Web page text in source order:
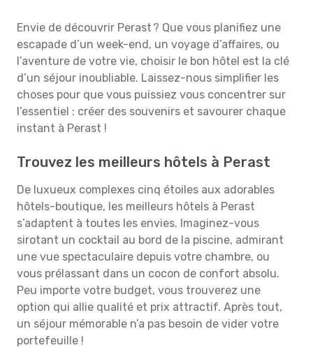
Envie de découvrir Perast ? Que vous planifiez une
escapade d’un week-end, un voyage d’affaires, ou
l’aventure de votre vie, choisir le bon hôtel est la clé
d’un séjour inoubliable. Laissez-nous simplifier les
choses pour que vous puissiez vous concentrer sur
l’essentiel : créer des souvenirs et savourer chaque
instant à Perast !
Trouvez les meilleurs hôtels à Perast
De luxueux complexes cinq étoiles aux adorables
hôtels-boutique, les meilleurs hôtels à Perast
s’adaptent à toutes les envies. Imaginez-vous
sirotant un cocktail au bord de la piscine, admirant
une vue spectaculaire depuis votre chambre, ou
vous prélassant dans un cocon de confort absolu.
Peu importe votre budget, vous trouverez une
option qui allie qualité et prix attractif. Après tout,
un séjour mémorable n’a pas besoin de vider votre
portefeuille !